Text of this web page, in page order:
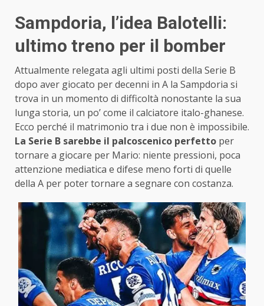
Sampdoria, l’idea Balotelli:
ultimo treno per il bomber
Attualmente relegata agli ultimi posti della Serie B
dopo aver giocato per decenni in A la Sampdoria si
trova in un momento di difficoltà nonostante la sua
lunga storia, un po’ come il calciatore italo-ghanese.
Ecco perché il matrimonio tra i due non è impossibile.
La Serie B sarebbe il palcoscenico perfetto per
tornare a giocare per Mario: niente pressioni, poca
attenzione mediatica e difese meno forti di quelle
della A per poter tornare a segnare con costanza.